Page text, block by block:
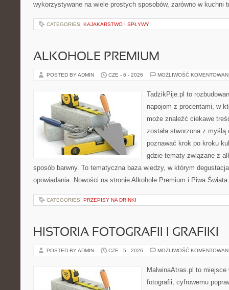
wykorzystywane na wiele prostych sposobów, zarówno w
CATEGORIES: KAJAKARSTWO I SPŁYWY
ALKOHOLE PREMIUM
POSTED BY ADMIN CZE - 6 - 2026 MOŻLIWOŚĆ
TadzikPije.pl to
napojom z procentami, w
może znaleźć ciekawe
została stworzona z
poznawać krok po kroku
gdzie tematy związane z
sposób barwny. To tematyczna baza wiedzy, w którym
opowiadania. Nowości na stronie Alkohole Premium i Piwa
CATEGORIES: PRZEPISY NA DRINKI
HISTORIA FOTOGRAFII I GRAFIKI
POSTED BY ADMIN CZE - 5 - 2026 MOŻLIWOŚĆ
MalwinaAtras.pl to
fotografii, cyfrowemu